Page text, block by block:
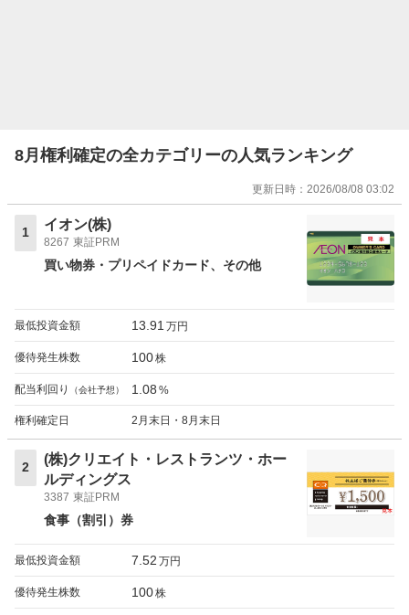
8月権利確定の全カテゴリーの人気ランキング
更新日時： 2026/08/08 03:02
1
イオン(株)
8267 東証PRM
買い物券・プリペイドカード その他
最低投資金額 13.91 万円
優待発生株数 100株
配当利回り （会社予想） 1.08 %
権利確定日 2月末日・8月末日
2
(株)クリエイト・レストランツ・ホー
ルディングス
3387 東証PRM
食事（割引）券
最低投資金額 7.52 万円
優待発生株数 100株